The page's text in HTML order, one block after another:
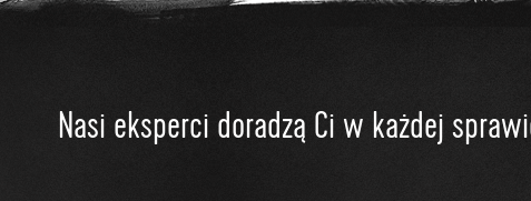
Nasi eksperci doradzą Ci w każdej